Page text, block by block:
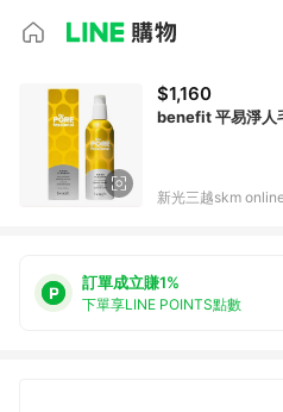
$1,160
benefit 平易淨人
新光三越skm
訂單成立賺1%
下單享LINE POINTS點數